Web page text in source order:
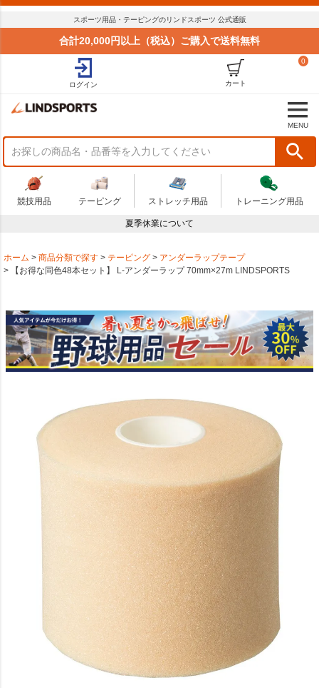
スポーツ用品・テーピングのリンドスポーツ 公式通販
合計20,000円以上（税込）ご購入で送料無料
ログイン
0
カート
MENU
競技用品 テーピング ストレッチ用品 トレーニング用品
夏季休業について
ホーム 商品分類で探す テーピング
アンダーラップテープ
【お得な同色48本セット】 L-アンダーラップ 70mm×27m LINDSPORTS